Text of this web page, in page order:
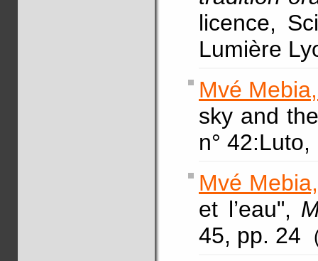
licence,
Lumière
Mvé
sky and
n°
Mvé
et l’eau",
45, pp. 24